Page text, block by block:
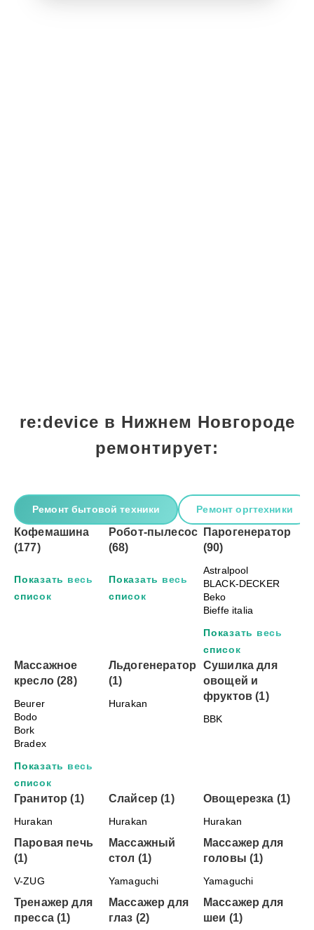
re:device в Нижнем Новгороде
ремонтирует:
Ремонт бытовой техники Ремонт оргтехники
Кофемашина
(177)
Показать весь
список
Робот-пылесос
(68)
Показать весь
список
Парогенератор
(90)
Astralpool
BLACK-DECKER
Beko
Bieffe italia
Показать весь
список
Массажное
кресло (28)
Beurer
Bodo
Bork
Bradex
Показать весь
список
Льдогенератор
(1)
Hurakan
Сушилка для
овощей и
фруктов (1)
BBK
Гранитор (1)
Hurakan
Слайсер (1)
Hurakan
Овощерезка (1)
Hurakan
Паровая печь
(1)
V-ZUG
Массажный
стол (1)
Yamaguchi
Массажер для
головы (1)
Yamaguchi
Тренажер для
пресса (1)
Массажер для
глаз (2)
Массажер для
шеи (1)